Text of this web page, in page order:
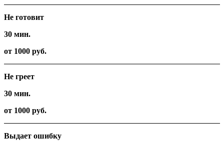
Не готовит
30 мин.
от 1000 руб.
Не греет
30 мин.
от 1000 руб.
Выдает ошибку